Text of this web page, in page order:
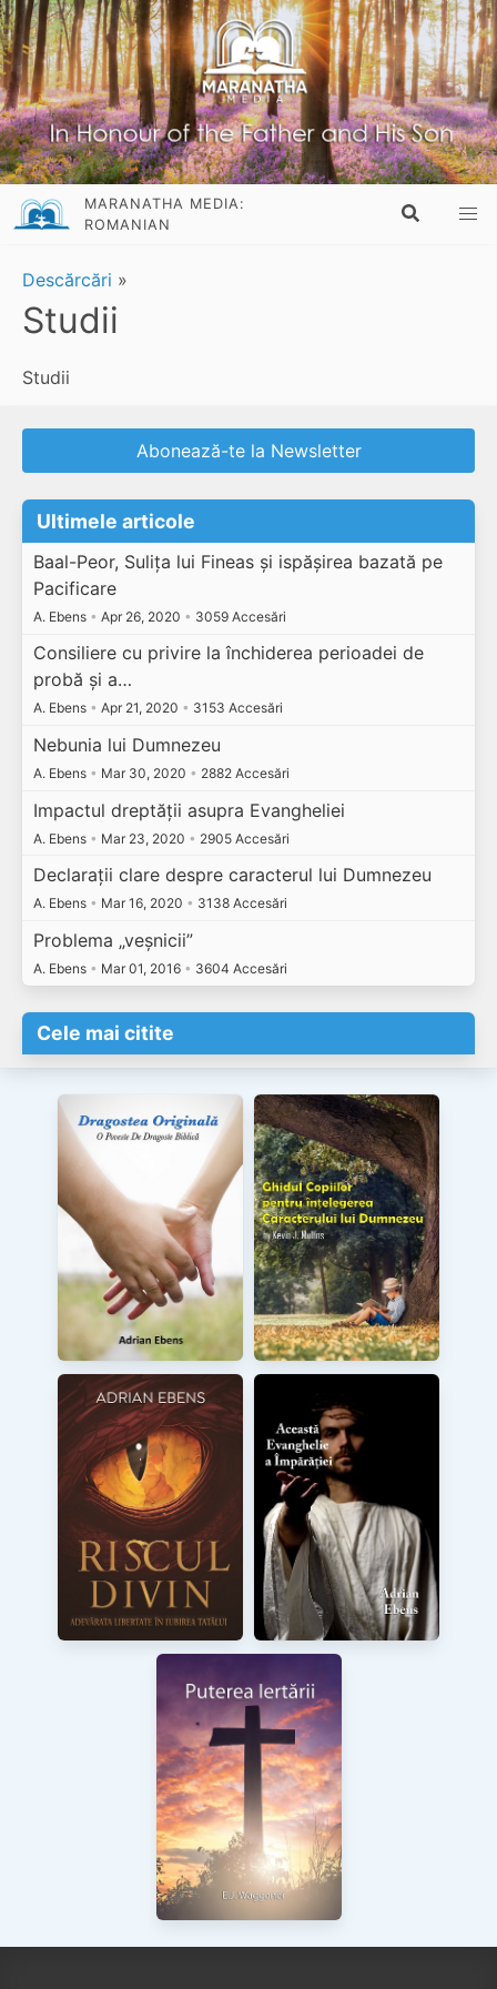
MARANATHA MEDIA:
ROMANIAN
Descărcări »
Studii
Studii
Abonează-te la Newsletter
Ultimele articole
Baal-Peor, Sulița lui Fineas și ispășirea bazată pe
Pacificare
A. Ebens • Apr 26, 2020 • 3059 Accesări
Consiliere cu privire la închiderea perioadei de
probă și a…
A. Ebens • Apr 21, 2020 • 3153 Accesări
Nebunia lui Dumnezeu
A. Ebens • Mar 30, 2020 • 2882 Accesări
Impactul dreptății asupra Evangheliei
A. Ebens • Mar 23, 2020 • 2905 Accesări
Declarații clare despre caracterul lui Dumnezeu
A. Ebens • Mar 16, 2020 • 3138 Accesări
Problema „veșnicii”
A. Ebens • Mar 01, 2016 • 3604 Accesări
Cele mai citite